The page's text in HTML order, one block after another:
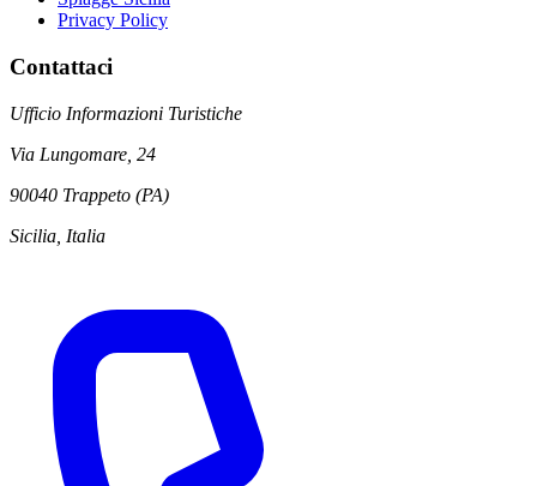
Privacy Policy
Contattaci
Ufficio Informazioni Turistiche
Via Lungomare, 24
90040 Trappeto (PA)
Sicilia, Italia